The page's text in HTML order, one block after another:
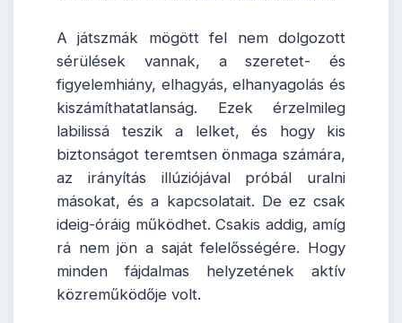
A játszmák mögött fel nem dolgozott
sérülések vannak, a szeretet- és
figyelemhiány, elhagyás, elhanyagolás és
kiszámíthatatlanság. Ezek érzelmileg
labilissá teszik a lelket, és hogy kis
biztonságot teremtsen önmaga számára,
az irányítás illúziójával próbál uralni
másokat, és a kapcsolatait. De ez csak
ideig-óráig működhet. Csakis addig, amíg
rá nem jön a saját felelősségére. Hogy
minden fájdalmas helyzetének aktív
közreműködője volt.